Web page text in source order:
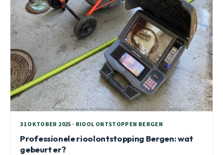
31 OKTOBER 2025 · RIOOL ONTSTOPPEN BERGEN
Professionele rioolontstopping Bergen: wat
gebeurt er?